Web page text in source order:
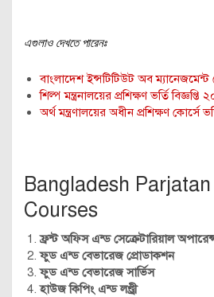
এগুলাও দেখতে পারেনঃ
বাংলাদেশ ইন্সটিটিউট অব ম্যানেজমেন্ট
শিল্প মন্ত্রনালয়ের প্রশিক্ষণ ভর্তি বিজ্ঞপ্তি
অর্থ মন্ত্রণালয়ের অধীন প্রশিক্ষণ কোর্সে
Bangladesh
Courses
ফ্রন্ট অফিস এন্ড সেক্রেটারিয়াল
ফুড এন্ড বেভারেজ প্রোডাকশন
ফুড এন্ড বেভারেজ সার্ভিস
হাউজ কিপিং এন্ড লণ্ড্রী